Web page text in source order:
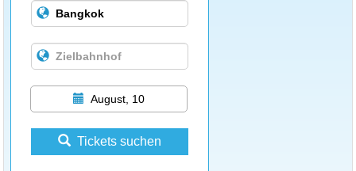
August, 10
Tickets suchen